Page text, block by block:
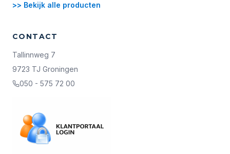
>> Bekijk alle producten
CONTACT
Tallinnweg 7
9723 TJ Groningen
050 - 575 72 00